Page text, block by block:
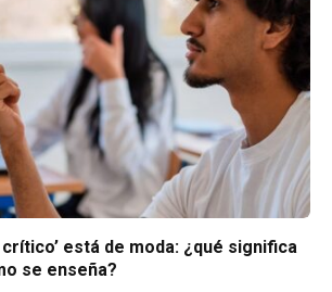
crítico’ está de moda: ¿qué significa
se enseña?